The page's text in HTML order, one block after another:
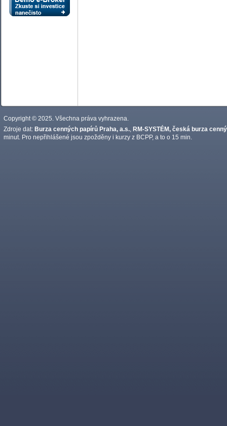
Copyright © 2025. Všechna práva vyhrazena.
Zdroje dat: Burza cenných papírů Praha, a.s. RM-SYSTÉM, česká burza
minut. Pro nepřihlášené jsou zpožděny i kurzy z BCPP, a to o 15 min.